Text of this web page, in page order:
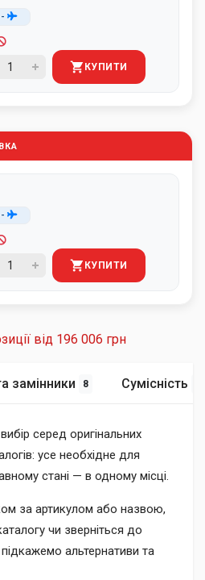
КУПИТИ
КУПИТИ
Ще 28 пропозиції від 196 006 грн
замінники 8 Сумісність
серед оригінальних
усе необхідне для
стані — в одному місці.
за артикулом або назвою,
чи зверніться до
альтернативи та